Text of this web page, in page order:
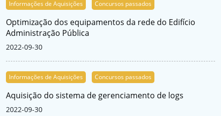
Informações de Aquisições Concursos passados
Optimização dos equipamentos da rede do Edifício
Administração Pública
2022-09-30
Informações de Aquisições Concursos passados
Aquisição do sistema de gerenciamento de logs
2022-09-30